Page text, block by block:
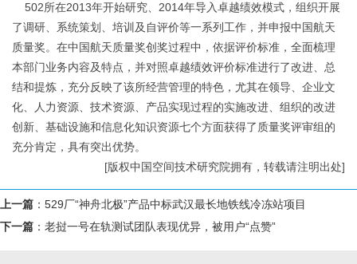
502所在2013年开始研究、2014年导入卓越绩效模式，组织开展
了调研、系统策划、培训及自评价等一系列工作，并申报中国航天
质量奖。在中国航天质量奖创奖过程中，依据评价标准，全面梳理
本部门业务内容及特点，并对照卓越绩效评价标准进行了改进、总
结和提炼，充分反映了该所经营管理的特色，尤其在领导、企业文
化、人力资源、技术资源、产品实现过程的实施改进、组织的改进
创新、基础设施和信息化知识资源七个方面获得了质量奖评审组的
充分肯定，具有突出优势。
[版权中国空间技术研究院拥有，转载请注明出处]
上一篇 ： 529厂“神舟北极”产品中标武汉最长地铁线冷冻站项目
下一篇 ： 老挝一号在轨测试团队表现优异，被用户“点赞”